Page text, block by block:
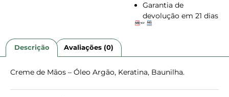
Garantia de
devolução em 21 dias
Descrição Avaliações (0)
Creme de Mãos – Óleo Argão, Keratina, Baunilha.